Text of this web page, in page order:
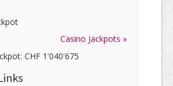
Casino Jackpots »
CHF 1'040'675